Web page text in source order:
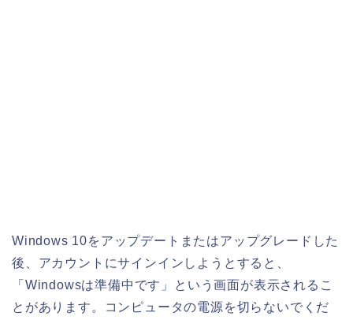
Windows 10をアップデートまたはアップグレードした
後、アカウントにサインインしようとすると、
「Windowsは準備中です」という画面が表示されるこ
とがあります。コンピュータの電源を切らないでくだ